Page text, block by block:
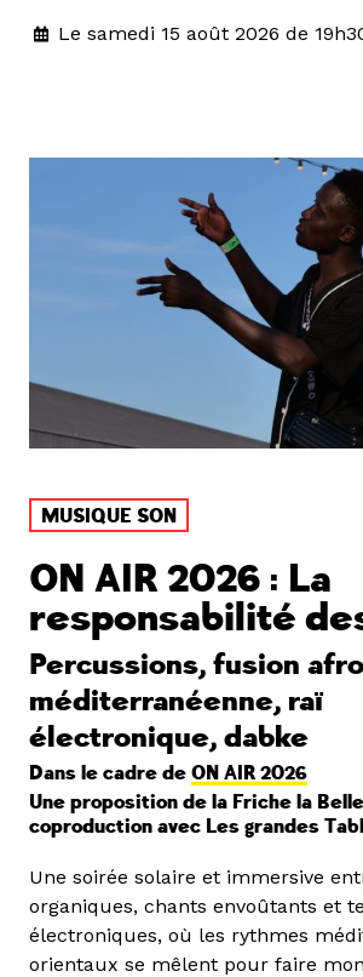
Le samedi 15 août 2026 de
MUSIQUE SON
ON AIR 2026 : La
responsabilité
Percussions, fusion
méditerranéenne, raï
électronique, dabke
Dans le cadre de ON AIR 2026
Une proposition de la Friche la
coproduction avec Les grandes
Une soirée solaire et immersive
organiques, chants envoûtants et
électroniques, où les rythmes
orientaux se mêlent pour faire